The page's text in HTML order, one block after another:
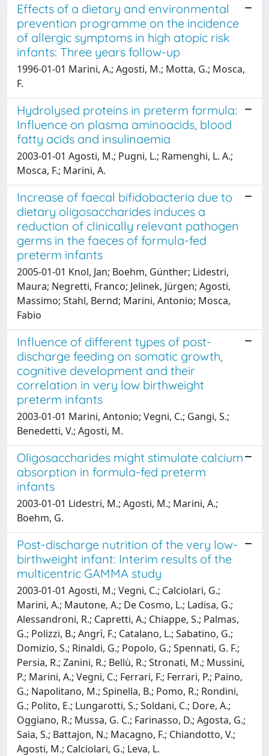
Effects of a dietary and environmental
prevention programme on the incidence
of allergic symptoms in high atopic risk
infants: Three years follow-up
1996-01-01 Marini, A.; Agosti, M.; Motta, G.; Mosca,
F.
Hydrolysed proteins in preterm formula:
Influence on plasma aminoacids, blood
fatty acids and insulinaemia
2003-01-01 Agosti, M.; Pugni, L.; Ramenghi, L. A.;
Mosca, F.; Marini, A.
Increase of faecal bifidobacteria due to
dietary oligosaccharides induces a
reduction of clinically relevant pathogen
germs in the faeces of formula-fed
preterm infants
2005-01-01 Knol, Jan; Boehm, Günther; Lidestri,
Maura; Negretti, Franco; Jelinek, Jürgen; Agosti,
Massimo; Stahl, Bernd; Marini, Antonio; Mosca,
Fabio
Influence of different types of post-
discharge feeding on somatic growth,
cognitive development and their
correlation in very low birthweight
preterm infants
2003-01-01 Marini, Antonio; Vegni, C.; Gangi, S.;
Benedetti, V.; Agosti, M.
Oligosaccharides might stimulate calcium
absorption in formula-fed preterm
infants
2003-01-01 Lidestri, M.; Agosti, M.; Marini, A.;
Boehm, G.
Post-discharge nutrition of the very low-
birthweight infant: Interim results of the
multicentric GAMMA study
2003-01-01 Agosti, M.; Vegni, C.; Calciolari, G.;
Marini, A.; Mautone, A.; De Cosmo, L.; Ladisa, G.;
Alessandroni, R.; Capretti, A.; Chiappe, S.; Palmas,
G.; Polizzi, B.; Angrì, F.; Catalano, L.; Sabatino, G.;
Domizio, S.; Rinaldi, G.; Popolo, G.; Spennati, G. F.;
Persia, R.; Zanini, R.; Bellù, R.; Stronati, M.; Mussini,
P.; Marini, A.; Vegni, C.; Ferrari, F.; Ferrari, P.; Paino,
G.; Napolitano, M.; Spinella, B.; Pomo, R.; Rondini,
G.; Polito, E.; Lungarotti, S.; Soldani, C.; Dore, A.;
Oggiano, R.; Mussa, G. C.; Farinasso, D.; Agosta, G.;
Saia, S.; Battajon, N.; Macagno, F.; Chiandotto, V.;
Agosti, M.; Calciolari, G.; Leva, L.